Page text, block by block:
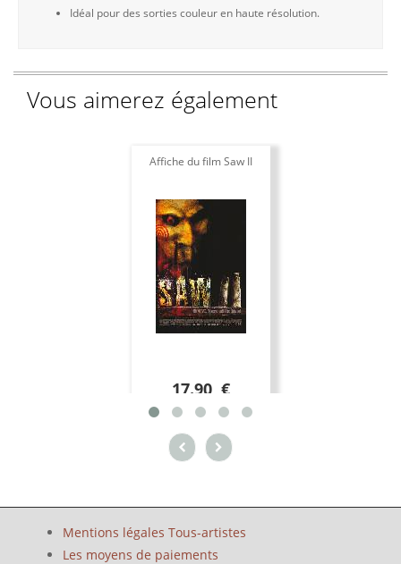
Idéal pour des sorties couleur en haute résolution.
Vous aimerez également
Affiche du film Saw II
17.90 €
Mentions légales Tous-artistes
Les moyens de paiements